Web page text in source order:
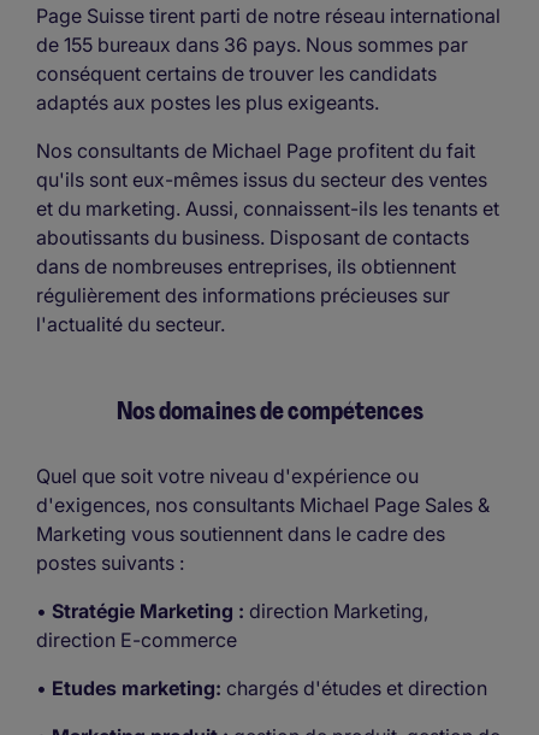
Page Suisse tirent parti de notre réseau international
de 155 bureaux dans 36 pays. Nous sommes par
conséquent certains de trouver les candidats
adaptés aux postes les plus exigeants.
Nos consultants de Michael Page profitent du fait
qu'ils sont eux-mêmes issus du secteur des ventes
et du marketing. Aussi, connaissent-ils les tenants et
aboutissants du business. Disposant de contacts
dans de nombreuses entreprises, ils obtiennent
régulièrement des informations précieuses sur
l'actualité du secteur.
Nos domaines de compétences
Quel que soit votre niveau d'expérience ou
d'exigences, nos consultants Michael Page Sales &
Marketing vous soutiennent dans le cadre des
postes suivants :
• Stratégie Marketing : direction Marketing,
direction E-commerce
• Etudes marketing: chargés d'études et direction